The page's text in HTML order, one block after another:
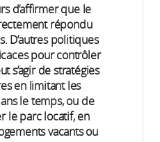
d’affirmer que le
répondu
D’autres politiques
pour contrôler
s’agir de stratégies
en limitant les
le temps, ou de
le parc locatif, en
vacants ou